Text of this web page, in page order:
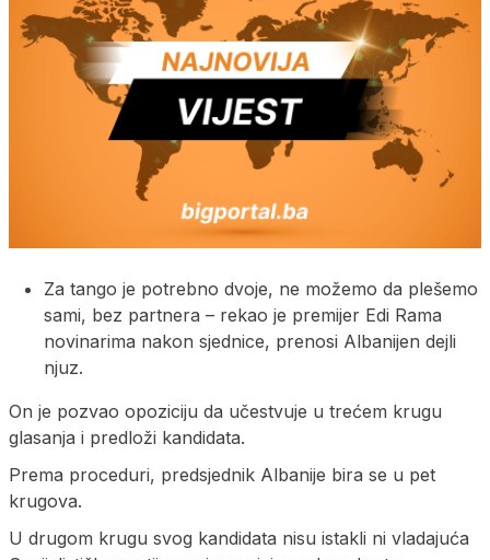
Za tango je potrebno dvoje, ne možemo da plešemo
sami, bez partnera – rekao je premijer Edi Rama
novinarima nakon sjednice, prenosi Albanijen dejli
njuz.
On je pozvao opoziciju da učestvuje u trećem krugu
glasanja i predloži kandidata.
Prema proceduri, predsjednik Albanije bira se u pet
krugova.
U drugom krugu svog kandidata nisu istakli ni vladajuća